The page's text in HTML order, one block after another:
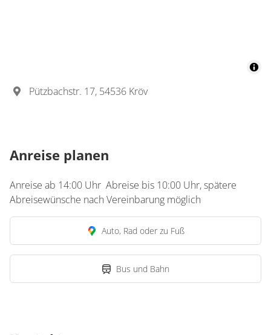
Pützbachstr. 17, 54536 Kröv
Anreise planen
Anreise ab 14:00 Uhr Abreise bis 10:00 Uhr, spätere
Abreisewünsche nach Vereinbarung möglich
Auto, Rad oder zu Fuß
Bus und Bahn